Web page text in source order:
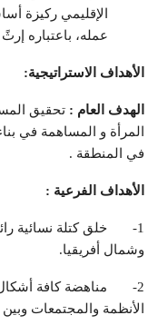
الإقليمي ركيزة
عمله، باعتباره
الأهداف الاستراتيجية:
الهدف العام : تحقيق
المرأة و المساهمة في
في المنطقة .
الأهداف الفرعية :
1- خلق كتلة نسائية
وشمال أفريقيا.
2- مناهضة كافة أشكال
الأنظمة والمجتمعات